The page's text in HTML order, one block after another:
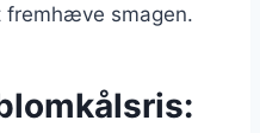
smagen.